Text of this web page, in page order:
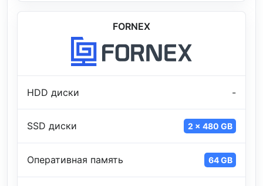
FORNEX
HDD диски -
SSD диски 2 x 480 GB
Оперативная память 64 GB